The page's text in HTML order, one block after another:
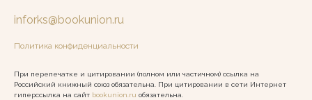
inforks@bookunion.ru
Политика конфиденциальности
При перепечатке и цитировании (полном или частичном) ссылка на
Российский книжный союз обязательна. При цитировании в сети Интернет
гиперссылка на сайт bookunion.ru обязательна.